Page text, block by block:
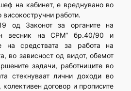
на кабинет, е вреднувано во
високостручни работи.
од Законот за органите на
весник на СРМ” бр.40/90 и
на средствата за работа на
во зависност од видот, обемот
задачи, работниците во
стекнуваат лични доходи во
колективен договор и прописите